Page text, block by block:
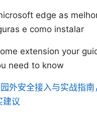
edge as
e como instalar
extension your
need to know
外安全接入与实战指
建议